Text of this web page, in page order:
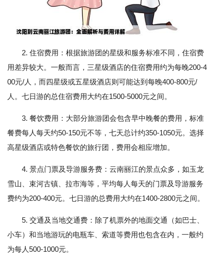
2. 住宿费用：根据旅游团的星级和服务标准不同，住宿费
用差异较大。一般而言，三星级酒店的住宿费用约为每晚200-4
00元/人，而四星级或五星级酒店则可能达到每晚400-800元/
人。七日游的总住宿费用大约在1500-5000元之间。
3. 餐饮费用：大部分旅游团会包含早中晚餐的费用，标准
餐费每人每天约50-150元不等，七天总计约350-1050元。选择
高星级酒店或特色餐饮的旅行团，费用会相应增加。
4. 景点门票及导游服务费：云南丽江的景点众多，如玉龙
雪山、束河古镇、拉市海等，平均每人每天的门票及导游服务
费约为200-400元。七日游的总费用大约在1400-2800元之间。
5. 交通及当地交通费：除了机票外的地面交通（如巴士、
小车）和当地游玩的电瓶车、索道等费用也包含在内，一般约
为每人500-1000元。